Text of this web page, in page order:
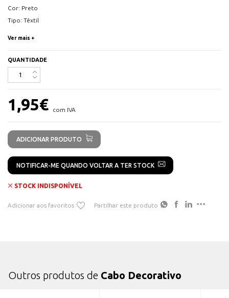
Cor: Preto
Tipo: Têxtil
Ver mais +
QUANTIDADE
1,95€ com IVA
ADICIONAR PRODUTO
NOTIFICAR-ME QUANDO VOLTAR A TER STOCK
STOCK INDISPONÍVEL
Adicionar aos favoritos Partilhar este produto
Outros produtos de Cabo Decorativo